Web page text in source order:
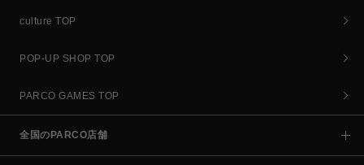
culture TOP
POP-UP SHOP TOP
PARCO GAMES TOP
全国のPARCO店舗